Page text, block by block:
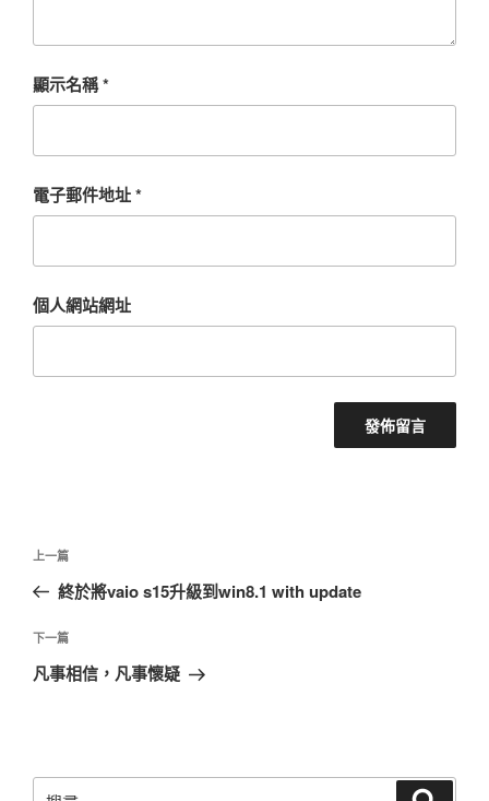
顯示名稱*
電子郵件地址*
個人網站網址
文
導
覽
上
一
文
章
上一篇
終於將vaio s15升級到win8.1 with update
下
一
下一篇
凡事相信，凡事懷疑